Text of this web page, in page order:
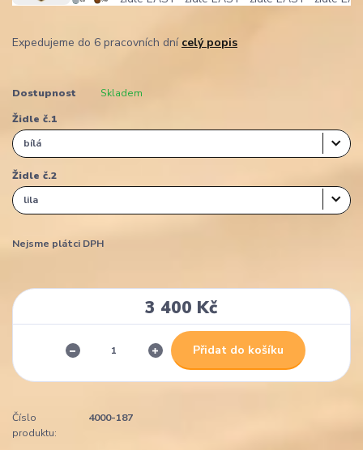
Expedujeme do 6 pracovních dní celý popis
Dostupnost Skladem
Židle č.1
Židle č.2
Nejsme plátci DPH
3 400 Kč
Přidat do košíku
Číslo
produktu:
4000-187